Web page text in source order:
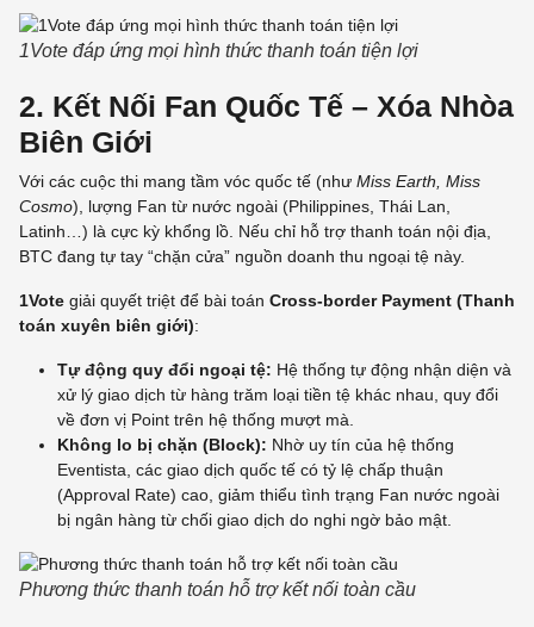
1Vote đáp ứng mọi hình thức thanh toán tiện lợi
2. Kết Nối Fan Quốc Tế – Xóa Nhòa
Biên Giới
Với các cuộc thi mang tầm vóc quốc tế (như Miss Earth, Miss
Cosmo), lượng Fan từ nước ngoài (Philippines, Thái Lan,
Latinh…) là cực kỳ khổng lồ. Nếu chỉ hỗ trợ thanh toán nội địa,
BTC đang tự tay “chặn cửa” nguồn doanh thu ngoại tệ này.
1Vote giải quyết triệt để bài toán Cross-border Payment (Thanh
toán xuyên biên giới):
Tự động quy đổi ngoại tệ: Hệ thống tự động nhận diện và
xử lý giao dịch từ hàng trăm loại tiền tệ khác nhau, quy đổi
về đơn vị Point trên hệ thống mượt mà.
Không lo bị chặn (Block): Nhờ uy tín của hệ thống
Eventista, các giao dịch quốc tế có tỷ lệ chấp thuận
(Approval Rate) cao, giảm thiểu tình trạng Fan nước ngoài
bị ngân hàng từ chối giao dịch do nghi ngờ bảo mật.
Phương thức thanh toán hỗ trợ kết nối toàn cầu